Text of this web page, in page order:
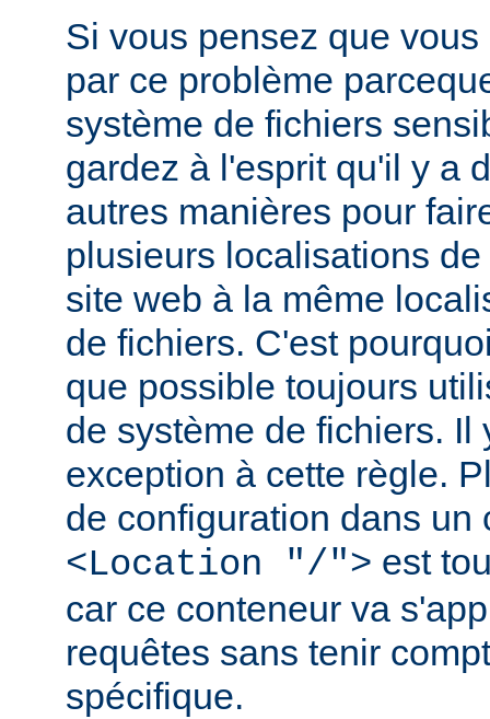
Si vous pensez que
par ce problème
système de fichiers
gardez à l'esprit qu'il y a
autres manières pour
plusieurs localisations
site web à la même
de fichiers. C'est
que possible toujours
de système de fichiers. Il
exception à cette règle.
de configuration dans un
<Location "/"> est
car ce conteneur va
requêtes sans tenir
spécifique.